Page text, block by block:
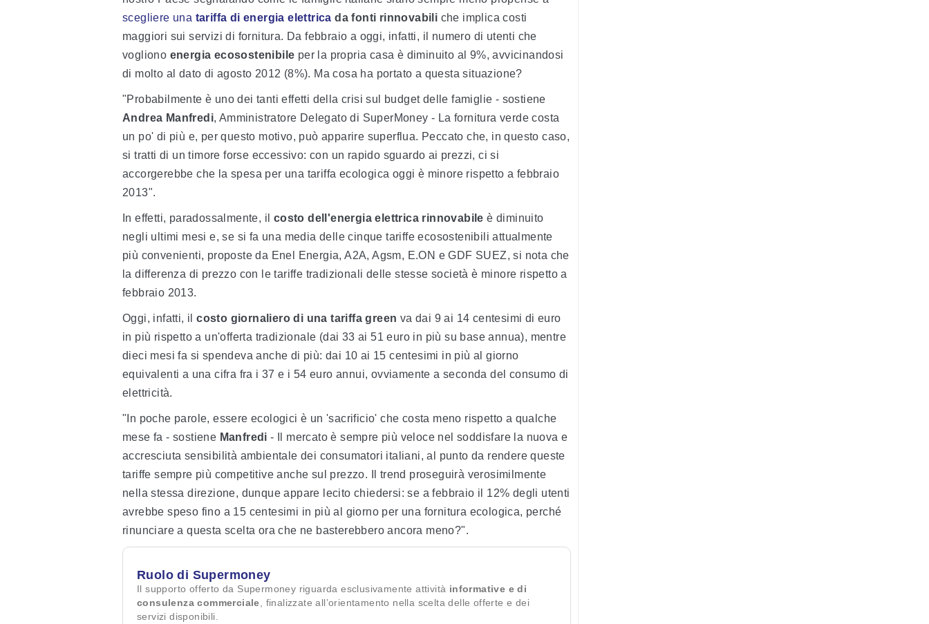
scegliere una tariffa di energia elettrica da fonti rinnovabili che implica costi
maggiori sui servizi di fornitura. Da febbraio a oggi, infatti, il numero di utenti che
vogliono energia ecosostenibile per la propria casa è diminuito al 9%, avvicinandosi
di molto al dato di agosto 2012 (8%). Ma cosa ha portato a questa situazione?
"Probabilmente è uno dei tanti effetti della crisi sul budget delle famiglie - sostiene
Andrea Manfredi, Amministratore Delegato di SuperMoney - La fornitura verde costa
un po' di più e, per questo motivo, può apparire superflua. Peccato che, in questo caso,
si tratti di un timore forse eccessivo: con un rapido sguardo ai prezzi, ci si
accorgerebbe che la spesa per una tariffa ecologica oggi è minore rispetto a febbraio
2013".
In effetti, paradossalmente, il costo dell'energia elettrica rinnovabile è diminuito
negli ultimi mesi e, se si fa una media delle cinque tariffe ecosostenibili attualmente
più convenienti, proposte da Enel Energia, A2A, Agsm, E.ON e GDF SUEZ, si nota che
la differenza di prezzo con le tariffe tradizionali delle stesse società è minore rispetto a
febbraio 2013.
Oggi, infatti, ilcosto giornaliero di una tariffa green va dai 9 ai 14 centesimi di euro
in più rispetto a un'offerta tradizionale (dai 33 ai 51 euro in più su base annua), mentre
dieci mesi fa si spendeva anche di più: dai 10 ai 15 centesimi in più al giorno
equivalenti a una cifra fra i 37 e i 54 euro annui, ovviamente a seconda del consumo di
elettricità.
"In poche parole, essere ecologici è un 'sacrificio' che costa meno rispetto a qualche
mese fa - sostiene Manfredi - Il mercato è sempre più veloce nel soddisfare la nuova e
accresciuta sensibilità ambientale dei consumatori italiani, al punto da rendere queste
tariffe sempre più competitive anche sul prezzo. Il trend proseguirà verosimilmente
nella stessa direzione, dunque appare lecito chiedersi: se a febbraio il 12% degli utenti
avrebbe speso fino a 15 centesimi in più al giorno per una fornitura ecologica, perché
rinunciare a questa scelta ora che ne basterebbero ancora meno?".
Ruolo di Supermoney
Il supporto offerto da Supermoney riguarda esclusivamente attività informative e di
consulenza commerciale , finalizzate all’orientamento nella scelta delle offerte e dei
servizi disponibili.